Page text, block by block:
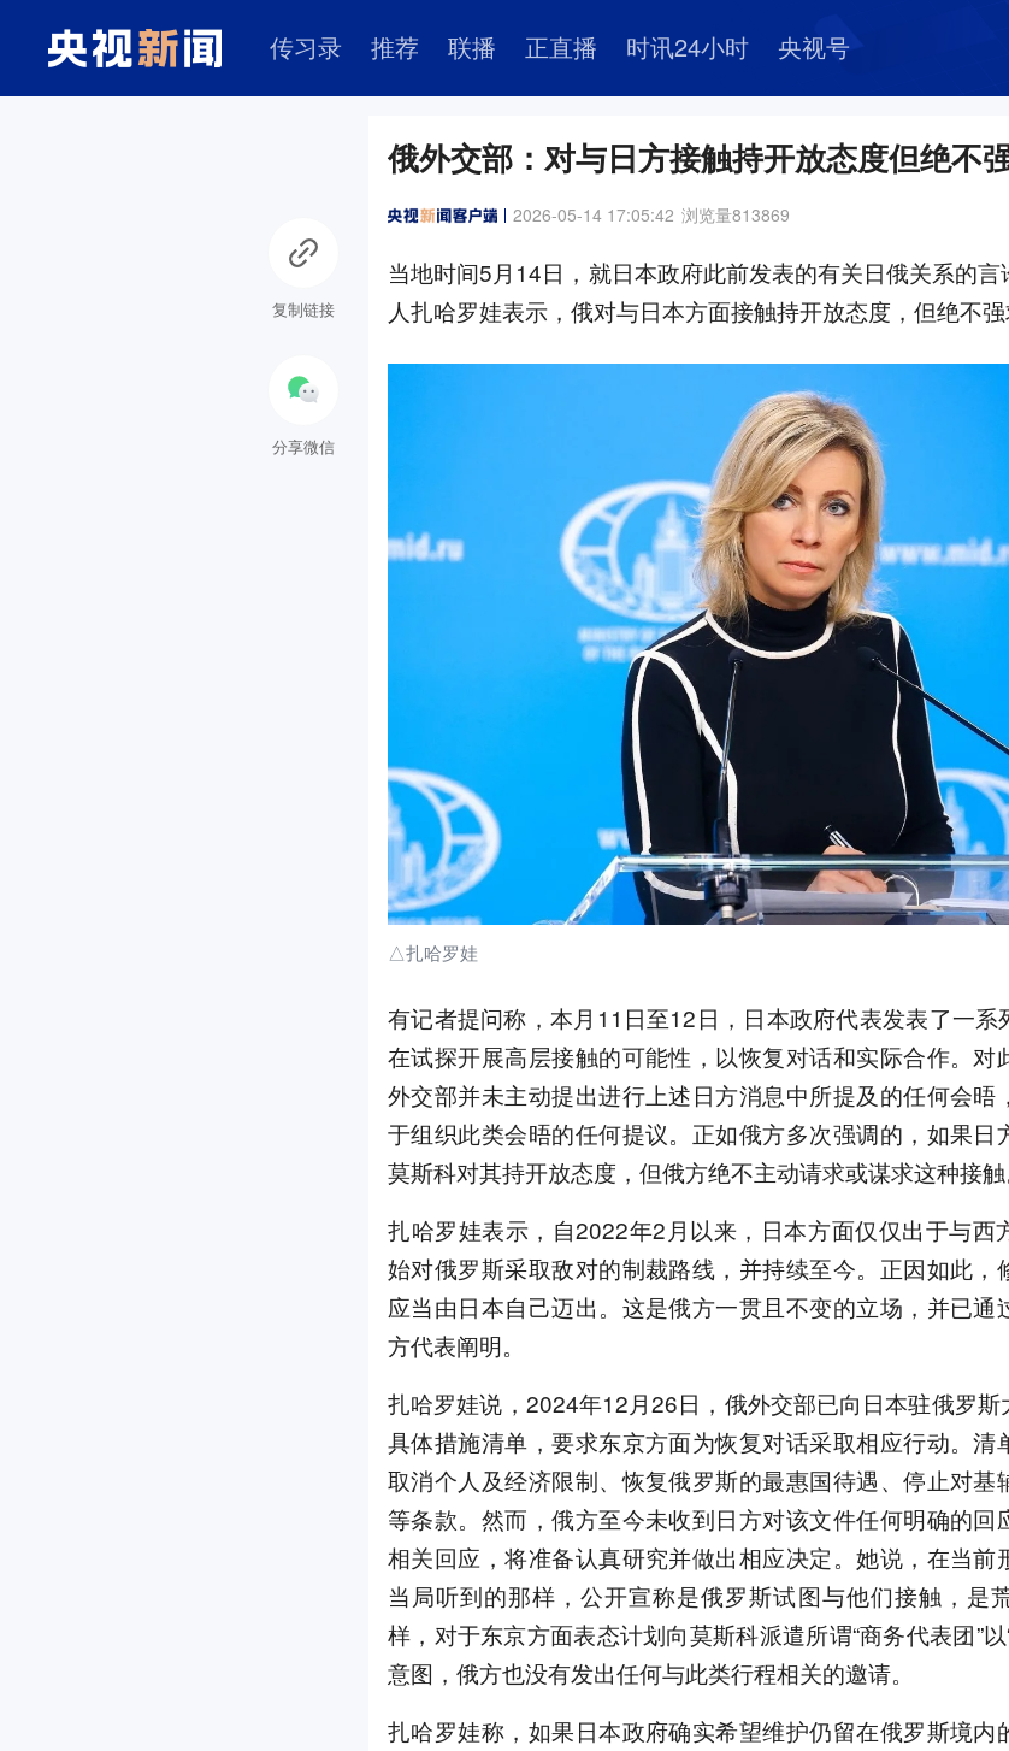
传习录 推荐 联播 正直播 时讯24小时 央视号
俄外交部：对与日方接触持开放态度但绝不
2026-05-14 17:05:42 浏览量813869
当地时间5月14日，就日本政府此前发表的有关日俄关系的
人扎哈罗娃表示，俄对与日本方面接触持开放态度，但绝不强
△扎哈罗娃
有记者提问称，本月11日至12日，日本政府代表发表了一系
在试探开展高层接触的可能性，以恢复对话和实际合作。对
外交部并未主动提出进行上述日方消息中所提及的任何会晤
于组织此类会晤的任何提议。正如俄方多次强调的，如果日
莫斯科对其持开放态度，但俄方绝不主动请求或谋求这种接触
扎哈罗娃表示，自2022年2月以来，日本方面仅仅出于与西
始对俄罗斯采取敌对的制裁路线，并持续至今。正因如此，
应当由日本自己迈出。这是俄方一贯且不变的立场，并已通
方代表阐明。
扎哈罗娃说，2024年12月26日，俄外交部已向日本驻俄罗
具体措施清单，要求东京方面为恢复对话采取相应行动。清
取消个人及经济限制、恢复俄罗斯的最惠国待遇、停止对基
等条款。然而，俄方至今未收到日方对该文件任何明确的回
相关回应，将准备认真研究并做出相应决定。她说，在当前
当局听到的那样，公开宣称是俄罗斯试图与他们接触，是
样，对于东京方面表态计划向莫斯科派遣所谓“商务代表团”
意图，俄方也没有发出任何与此类行程相关的邀请。
扎哈罗娃称，如果日本政府确实希望维护仍留在俄罗斯境内
复制链接
分享微信